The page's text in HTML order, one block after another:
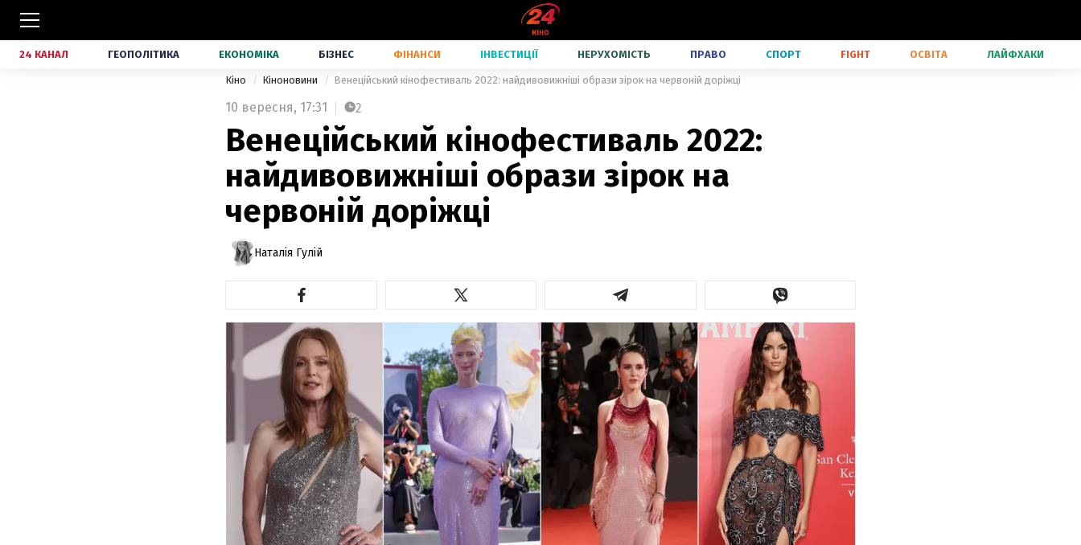
24 КАНАЛ ГЕОПОЛІТИКА ЕКОНОМІКА БІЗНЕС ФІНАНСИ ІНВЕСТИЦІЇ НЕРУХОМІСТЬ ПРАВО СПОРТ FIGHT ОСВІТА ЛАЙФХАКИ
Кіно Кіноновини Венеційський кінофестиваль 2022: найдивовижніші образи зірок на червоній доріжці
10 вересня, 17:31 2
Венеційський кінофестиваль 2022:
найдивовижніші образи зірок на
червоній доріжці
Наталія Гулій